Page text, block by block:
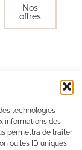
technologies
informations des
permettra de traiter
ou les ID uniques
Nos
offres